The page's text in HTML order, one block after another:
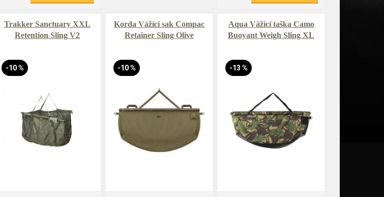
Trakker Sanctuary XXL
Retention Sling V2
-10 %
Korda Vážící sak Compac
Retainer Sling Olive
-10 %
Aqua Vážící taška Camo
Buoyant Weigh Sling XL
-13 %